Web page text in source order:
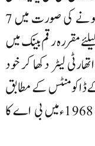
سے بی اے کا امتحان پاس کیا۔ ڈگری گم ہونے کی صورت میں 7
مقررہ رقم بینک میں
لیٹر دکھا کر خود
ڈاکومنٹس کے مطابق
مسلم لیگ (ن) کے قائد نواز شریف نے 1968ءمیں بی اے کا